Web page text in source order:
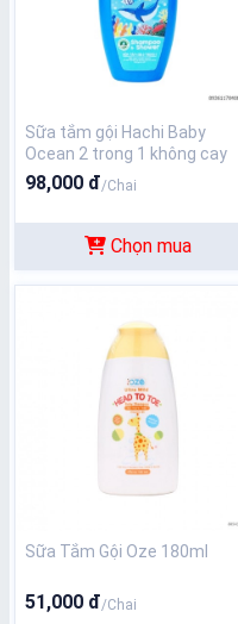
Sữa tắm gội Hachi Baby
Ocean 2 trong 1 không cay
mắt, đặc biệt dành cho bé từ
0 – 6 tuổi ( chai xanh ) 350gr
98,000 đ/Chai
Chọn mua
Sữa Tắm Gội Oze 180ml
51,000 đ/Chai